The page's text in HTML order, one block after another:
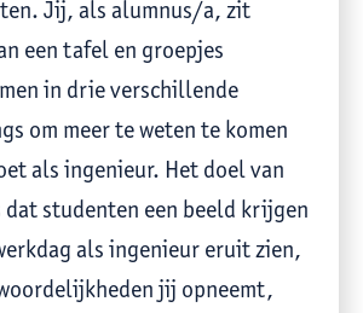
Jij, als alumnus/a, zit
een tafel en groepjes
in drie verschillende
om meer te weten te komen
als ingenieur. Het doel van
dat studenten een beeld krijgen
als ingenieur eruit zien,
jij opneemt,